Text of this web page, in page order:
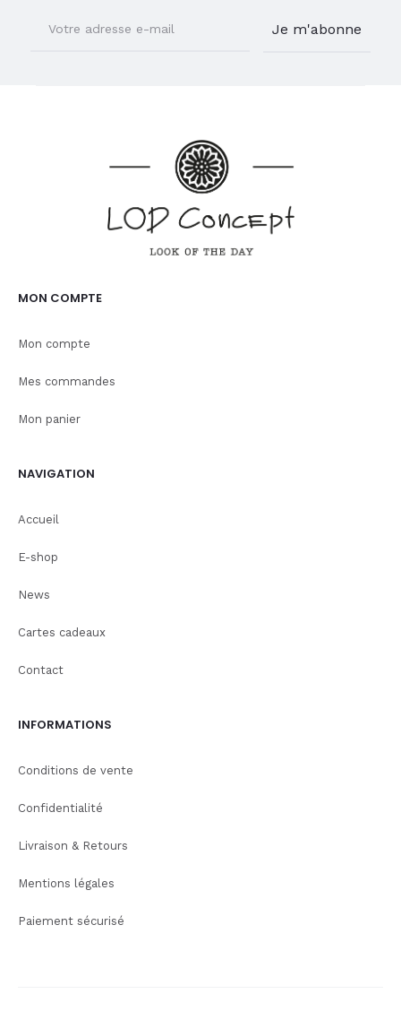
MON COMPTE
Mon compte
Mes commandes
Mon panier
NAVIGATION
Accueil
E-shop
News
Cartes cadeaux
Contact
INFORMATIONS
Conditions de vente
Confidentialité
Livraison & Retours
Mentions légales
Paiement sécurisé